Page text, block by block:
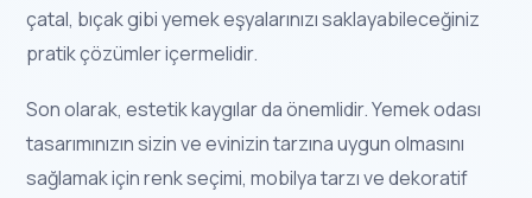
çatal, bıçak gibi yemek eşyalarınızı saklayabileceğiniz
pratik çözümler içermelidir.
Son olarak, estetik kaygılar da önemlidir. Yemek odası
tasarımınızın sizin ve evinizin tarzına uygun olmasını
sağlamak için renk seçimi, mobilya tarzı ve dekoratif